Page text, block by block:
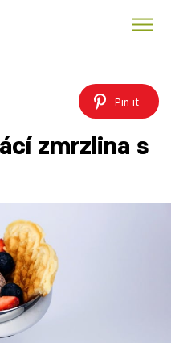
Pin it
zmrzlina s